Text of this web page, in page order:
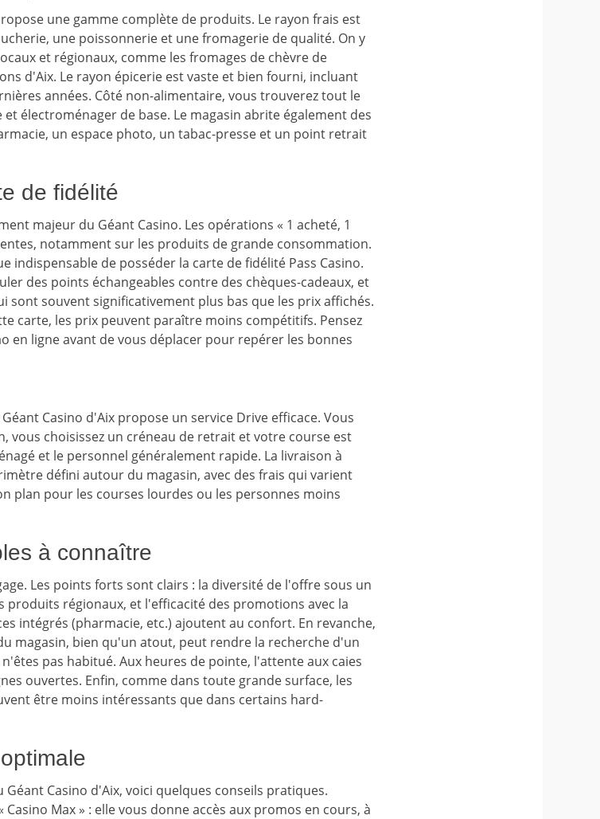
une gamme complète de produits. Le rayon frais est
une poissonnerie et une fromagerie de qualité. On y
et régionaux, comme les fromages de chèvre de
d'Aix. Le rayon épicerie est vaste et bien fourni, incluant
années. Côté non-alimentaire, vous trouverez tout le
électroménager de base. Le magasin abrite également des
un espace photo, un tabac-presse et un point retrait
de fidélité
majeur du Géant Casino. Les opérations « 1 acheté, 1
notamment sur les produits de grande consommation.
indispensable de posséder la carte de fidélité Pass Casino.
des points échangeables contre des chèques-cadeaux, et
sont souvent significativement plus bas que les prix affichés.
carte, les prix peuvent paraître moins compétitifs. Pensez
en ligne avant de vous déplacer pour repérer les bonnes
Casino d'Aix propose un service Drive efficace. Vous
vous choisissez un créneau de retrait et votre course est
et le personnel généralement rapide. La livraison à
défini autour du magasin, avec des frais qui varient
plan pour les courses lourdes ou les personnes moins
à connaître
Les points forts sont clairs : la diversité de l'offre sous un
produits régionaux, et l'efficacité des promotions avec la
intégrés (pharmacie, etc.) ajoutent au confort. En revanche,
magasin, bien qu'un atout, peut rendre la recherche d'un
pas habitué. Aux heures de pointe, l'attente aux caies
ouvertes. Enfin, comme dans toute grande surface, les
être moins intéressants que dans certains hard-
Casino d'Aix, voici quelques conseils pratiques.
Max » : elle vous donne accès aux promos en cours, à